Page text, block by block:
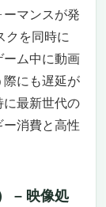
：
能ノート
適な作業
な映像体
マンスが発
クを同時に
ーム中に動画
際にも遅延が
に最新世代の
消費と高性
– 映像処